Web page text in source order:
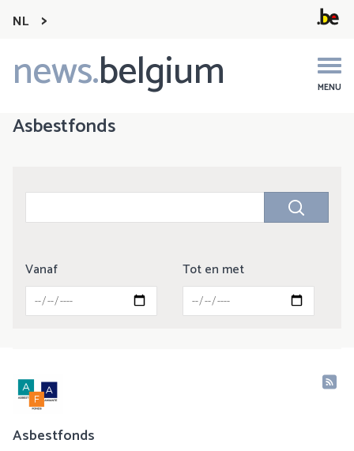
NL
news.belgium MENU
Main
navigation
Asbestfonds
Vanaf Tot en met
Asbestfonds